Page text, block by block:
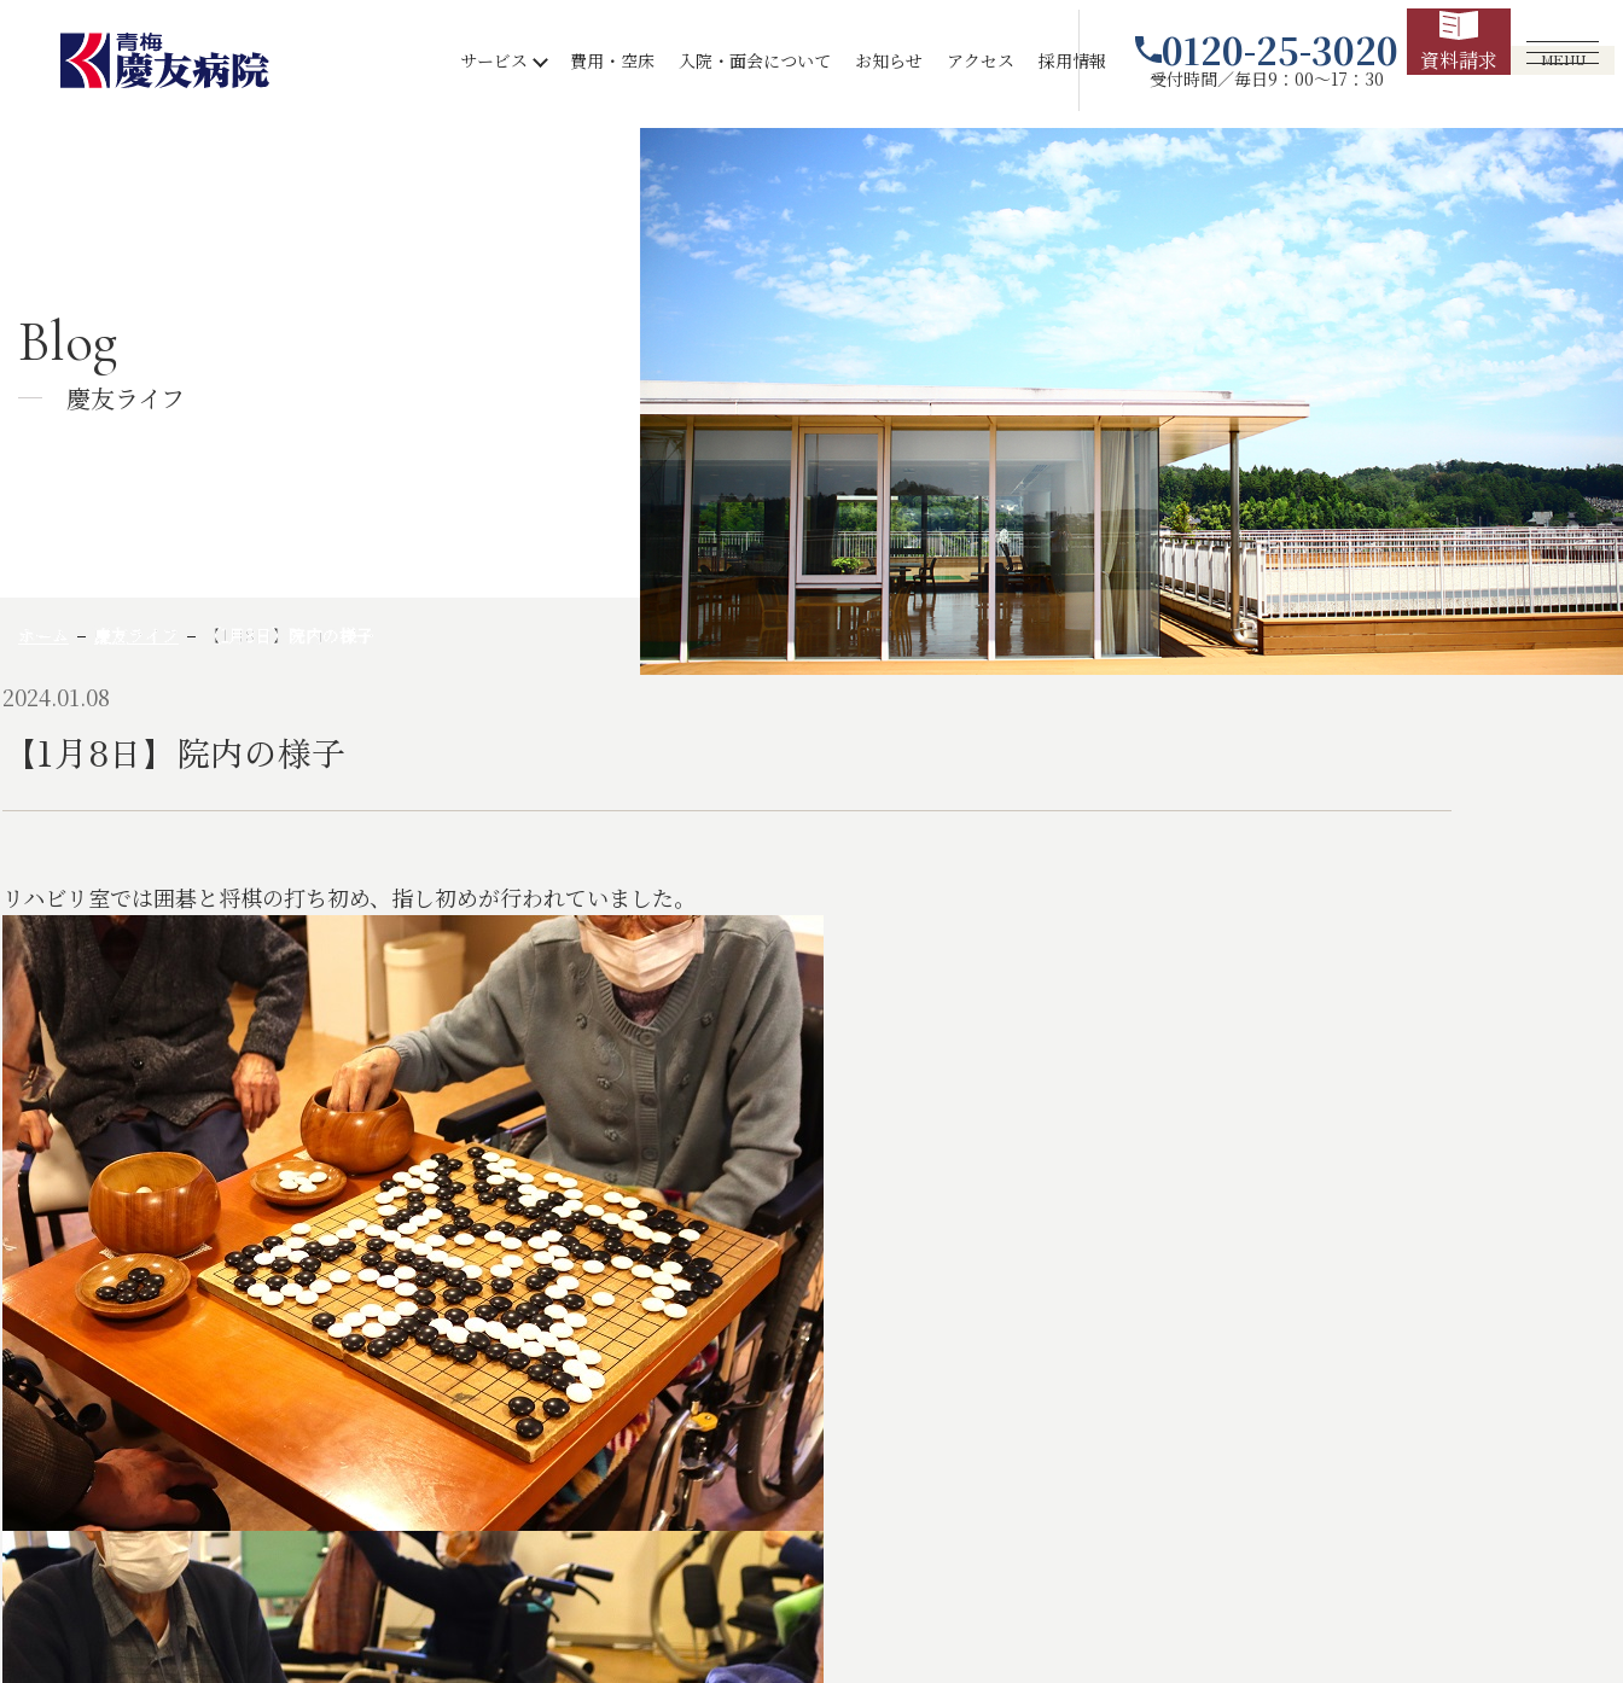
サービス 費用・空床 入院・面会について お知らせ アクセス 採用情報 0120-25-3020
受付時間／毎日9：00～17：30
資料請求 MENU
Blog
慶友ライフ
慶友ライフ 【1月8日】院内の様子
2024.01.08
【1月8日】院内の様子
リハビリ室では囲碁と将棋の打ち初め、指し初めが行われていました。